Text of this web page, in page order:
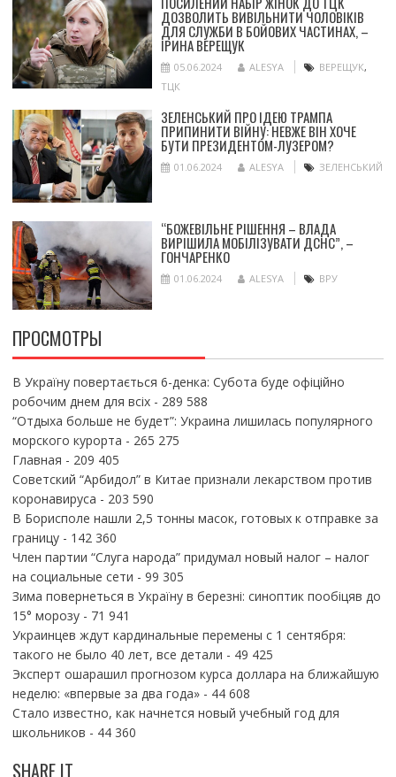
ДОЗВОЛИТЬ ВИВІЛЬНИТИ ЧОЛОВІКІВ
ДЛЯ СЛУЖБИ В БОЙОВИХ ЧАСТИНАХ, –
ІРИНА ВЕРЕЩУК
05.06.2024 ALESYA ВЕРЕЩУК,
ТЦК
ЗЕЛЕНСЬКИЙ ПРО ІДЕЮ ТРАМПА
ПРИПИНИТИ ВІЙНУ: НЕВЖЕ ВІН ХОЧЕ
БУТИ ПРЕЗИДЕНТОМ-ЛУЗЕРОМ?
01.06.2024 ALESYA ЗЕЛЕНСЬКИЙ
“БОЖЕВІЛЬНЕ РІШЕННЯ – ВЛАДА
ВИРІШИЛА МОБІЛІЗУВАТИ ДСНС”, –
ГОНЧАРЕНКО
01.06.2024 ALESYA ВРУ
ПРОСМОТРЫ
В Україну повертається 6-денка: Субота буде офіційно
робочим днем для всіх- 289 588
“Отдыха больше не будет”: Украина лишилась популярного
морского курорта - 265 275
Главная - 209 405
Советский “Арбидол” в Китае признали лекарством против
коронавируса - 203 590
В Борисполе нашли 2,5 тонны масок, готовых к отправке за
границу- 142 360
Член партии “Слуга народа” придумал новый налог – налог
на социальные сети - 99 305
Зима повернеться в Україну в березні: синоптик пообіцяв до
15° морозу- 71 941
Украинцев ждут кардинальные перемены с 1 сентября:
такого не было 40 лет, все детали - 49 425
Эксперт ошарашил прогнозом курса доллара на ближайшую
неделю: «впервые за два года»- 44 608
Стало известно, как начнется новый учебный год для
школьников - 44 360
SHARE IT